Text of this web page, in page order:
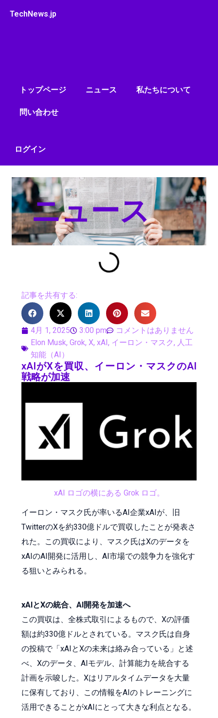
TechNews.jp
トップページ ニュース 私たちについて
問い合わせ
ログイン
ニュース
記事を共有する:
4月 1, 2025 3:00 pm
コメントはありません
Elon Musk, Grok, X, xAI, イーロン・マスク, 人工
知能（AI）
xAIがXを買収、イーロン・マスクのAI
戦略が加速
xAI ロゴの横にある Grok ロゴ。
イーロン・マスク氏が率いるAI企業xAIが、旧
TwitterのXを約330億ドルで買収したことが発表さ
れた。この買収により、マスク氏はXのデータを
xAIのAI開発に活用し、AI市場での競争力を強化す
る狙いとみられる。
xAIとXの統合、AI開発を加速へ
この買収は、全株式取引によるもので、Xの評価
額は約330億ドルとされている。マスク氏は自身
の投稿で「xAIとXの未来は絡み合っている」と述
べ、Xのデータ、AIモデル、計算能力を統合する
計画を示唆した。Xはリアルタイムデータを大量
に保有しており、この情報をAIのトレーニングに
活用できることがxAIにとって大きな利点となる。